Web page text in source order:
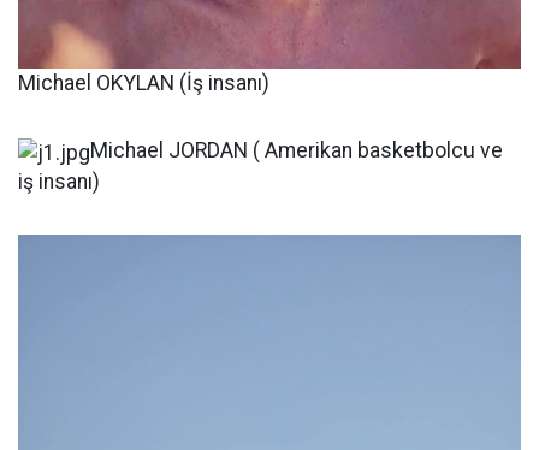
Michael OKYLAN (İş insanı)
Michael JORDAN ( Amerikan basketbolcu ve
iş insanı)